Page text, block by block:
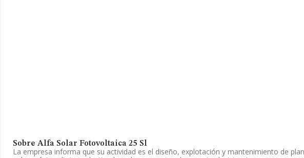
Sobre Alfa Solar Fotovoltaica 25 Sl
La empresa informa que su actividad es el diseño, explotación y mantenimiento de